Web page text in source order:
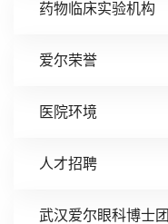
药物临床实验机构
爱尔荣誉
医院环境
人才招聘
武汉爱尔眼科博士团